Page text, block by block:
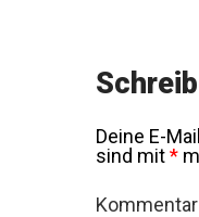
Deine E-
sind mit*
Kommentar